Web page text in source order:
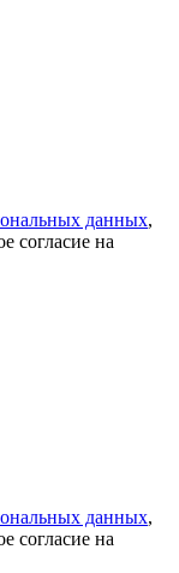
данных,
согласие на
данных,
согласие на